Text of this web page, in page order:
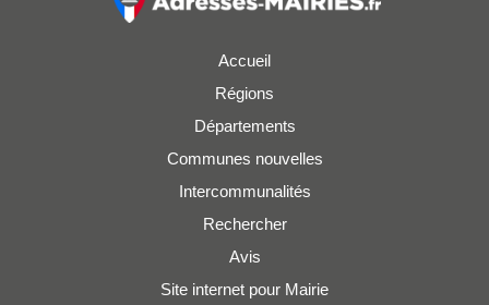
Accueil
Régions
Départements
Communes nouvelles
Intercommunalités
Rechercher
Avis
Site internet pour Mairie